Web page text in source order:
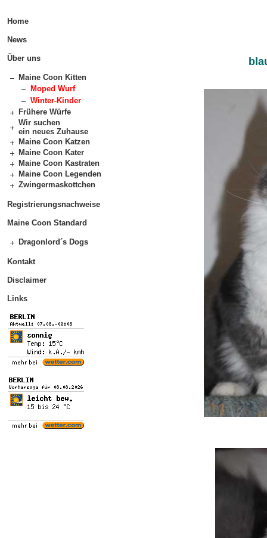
Home
News
Über uns
Maine Coon Kitten
Moped Wurf
Winter-Kinder
Frühere Würfe
Wir suchen
ein neues Zuhause
Maine Coon Katzen
Maine Coon Kater
Maine Coon Kastraten
Maine Coon Legenden
Zwingermaskottchen
Registrierungsnachweise
Maine Coon Standard
Dragonlord´s Dogs
Kontakt
Disclaimer
Links